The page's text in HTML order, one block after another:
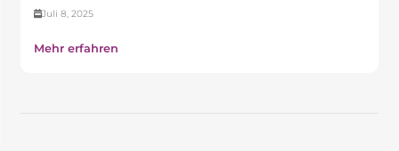
Juli 8, 2025
Mehr erfahren